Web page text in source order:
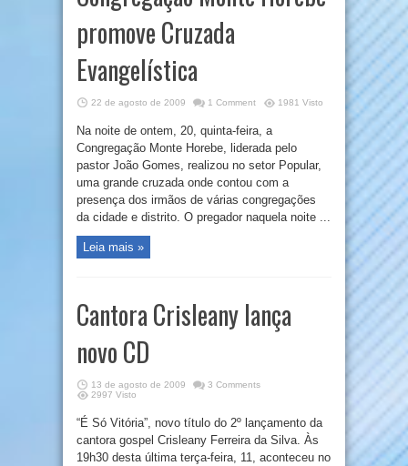
promove Cruzada
Evangelística
22 de agosto de 2009 1 Comment 1981 Visto
Na noite de ontem, 20, quinta-feira, a
Congregação Monte Horebe, liderada pelo
pastor João Gomes, realizou no setor Popular,
uma grande cruzada onde contou com a
presença dos irmãos de várias congregações
da cidade e distrito. O pregador naquela noite ...
Leia mais »
Cantora Crisleany lança
novo CD
13 de agosto de 2009
3 Comments
2997 Visto
“É Só Vitória”, novo título do 2º lançamento da
cantora gospel Crisleany Ferreira da Silva. Às
19h30 desta última terça-feira, 11, aconteceu no